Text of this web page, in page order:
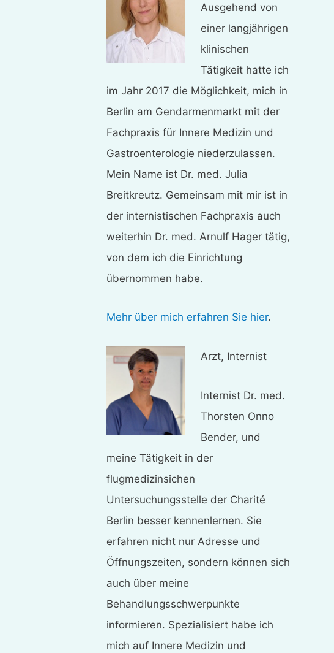
Ausgehend von
einer langjährigen
klinischen
Tätigkeit hatte ich
im Jahr 2017 die Möglichkeit, mich in
Berlin am Gendarmenmarkt mit der
Fachpraxis für Innere Medizin und
Gastroenterologie niederzulassen.
Mein Name ist Dr. med. Julia
Breitkreutz. Gemeinsam mit mir ist in
der internistischen Fachpraxis auch
weiterhin Dr. med. Arnulf Hager tätig,
von dem ich die Einrichtung
übernommen habe.
Mehr über mich erfahren Sie hier.
Arzt, Internist
Internist Dr. med.
Thorsten Onno
Bender, und
meine Tätigkeit in der
flugmedizinsichen
Untersuchungsstelle der Charité
Berlin besser kennenlernen. Sie
erfahren nicht nur Adresse und
Öffnungszeiten, sondern können sich
auch über meine
Behandlungsschwerpunkte
informieren. Spezialisiert habe ich
mich auf Innere Medizin und